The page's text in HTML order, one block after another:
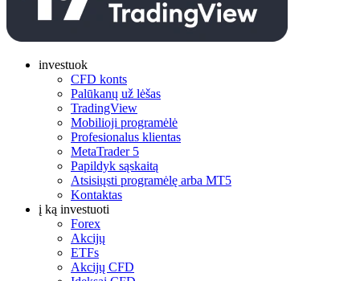
investuok
CFD konts
Palūkanų už lėšas
TradingView
Mobilioji programėlė
Profesionalus klientas
MetaTrader 5
Papildyk sąskaitą
Atsisiųsti programėlę arba MT5
Kontaktas
į ką investuoti
Forex
Akcijų
ETFs
Akcijų CFD